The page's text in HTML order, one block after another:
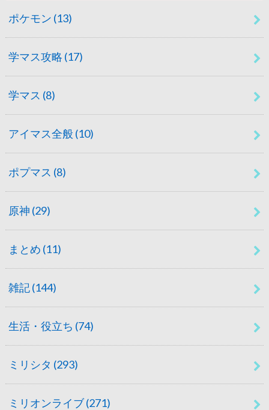
ポケモン (13)
学マス攻略 (17)
学マス (8)
アイマス全般 (10)
ポプマス (8)
原神 (29)
まとめ (11)
雑記(144)
生活・役立ち (74)
ミリシタ (293)
ミリオンライブ(271)